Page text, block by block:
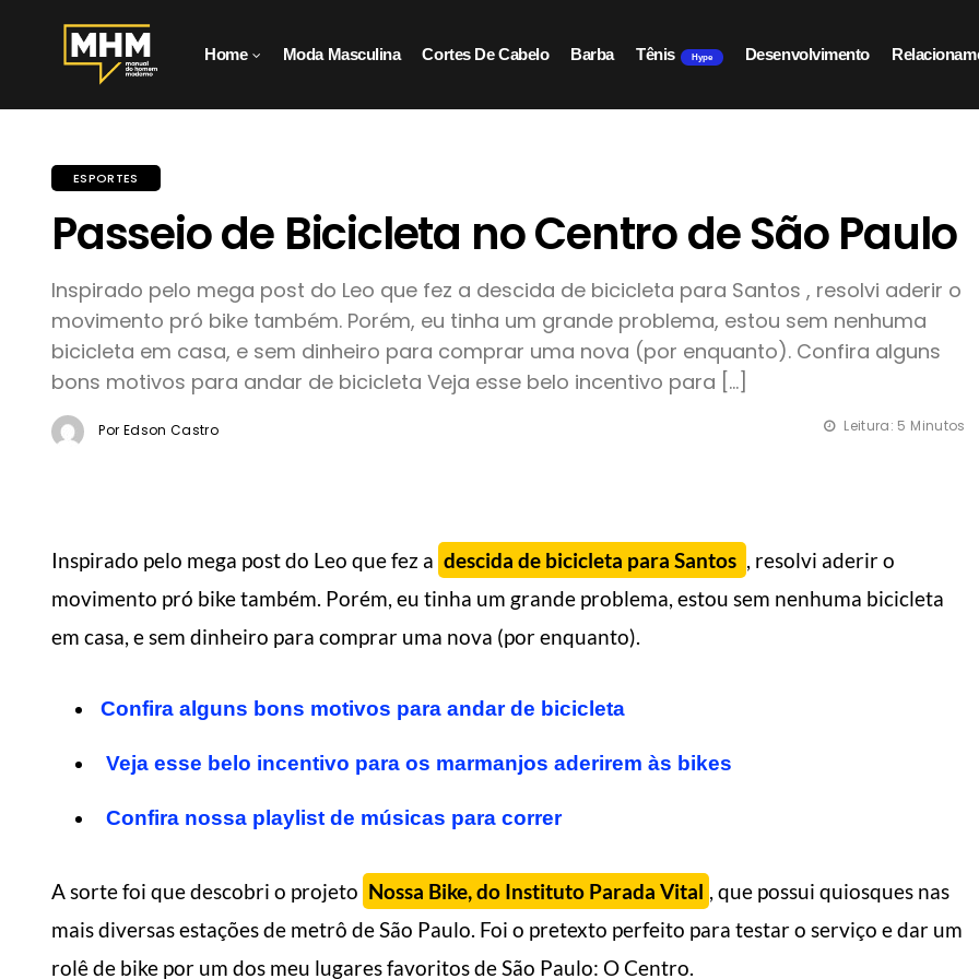
Home Moda Masculina Cortes De Cabelo Barba Tênis Hype Desenvolvimento
ESPORTES
Passeio de Bicicleta no Centro de São Paulo
Inspirado pelo mega post do Leo que fez a descida de bicicleta para Santos , resolvi aderir o
movimento pró bike também. Porém, eu tinha um grande problema, estou sem nenhuma
bicicleta em casa, e sem dinheiro para comprar uma nova (por enquanto). Confira alguns
bons motivos para andar de bicicleta Veja esse belo incentivo para […]
Por Edson Castro Leitura: 5 Minutos
Inspirado pelo mega post do Leo que fez a descida de bicicleta para Santos , resolvi aderir o
movimento pró bike também. Porém, eu tinha um grande problema, estou sem nenhuma bicicleta
em casa, e sem dinheiro para comprar uma nova (por enquanto).
Confira alguns bons motivos para andar de bicicleta
Veja esse belo incentivo para os marmanjos aderirem às bikes
Confira nossa playlist de músicas para correr
A sorte foi que descobri o projeto Nossa Bike, do Instituto Parada Vital , que possui quiosques nas
mais diversas estações de metrô de São Paulo. Foi o pretexto perfeito para testar o serviço e dar um
rolê de bike por um dos meu lugares favoritos de São Paulo: O Centro.